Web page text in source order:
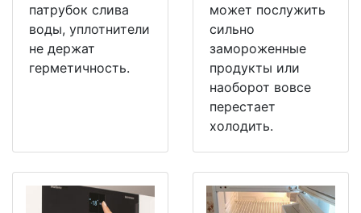
патрубок слива
воды, уплотнители
не держат
герметичность.
может послужить
сильно
замороженные
продукты или
наоборот вовсе
перестает
холодить.